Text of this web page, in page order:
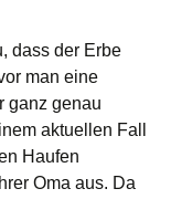
dass der Erbe
man eine
ganz genau
aktuellen Fall
Haufen
Oma aus. Da